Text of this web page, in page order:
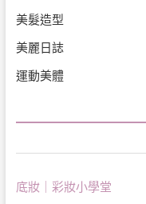
美髮造型
美麗日誌
運動美體
底妝｜彩妝小學堂